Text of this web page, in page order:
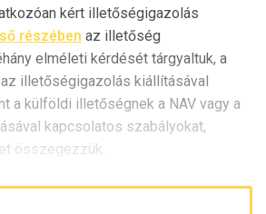
kért illetőségigazolás
részében az illetőség
elméleti kérdését tárgyaltuk, a
illetőségigazolás kiállításával
a külföldi illetőségnek a NAV vagy a
kapcsolatos szabályokat,
összegezzük.